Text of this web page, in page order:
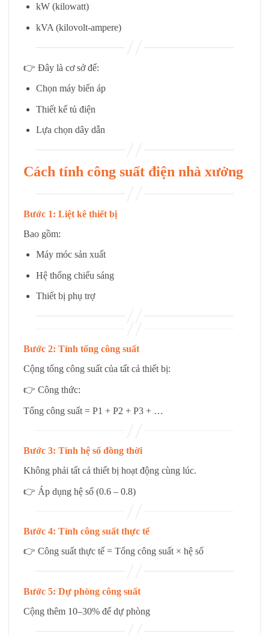
kW (kilowatt)
kVA (kilovolt-ampere)
👉 Đây là cơ sở để:
Chọn máy biến áp
Thiết kế tủ điện
Lựa chọn dây dẫn
Cách tính công suất điện nhà xưởng
Bước 1: Liệt kê thiết bị
Bao gồm:
Máy móc sản xuất
Hệ thống chiếu sáng
Thiết bị phụ trợ
Bước 2: Tính tổng công suất
Cộng tổng công suất của tất cả thiết bị:
👉 Công thức:
Tổng công suất = P1 + P2 + P3 + …
Bước 3: Tính hệ số đồng thời
Không phải tất cả thiết bị hoạt động cùng lúc.
👉 Áp dụng hệ số (0.6 – 0.8)
Bước 4: Tính công suất thực tế
👉 Công suất thực tế = Tổng công suất × hệ số
Bước 5: Dự phòng công suất
Cộng thêm 10–30% để dự phòng